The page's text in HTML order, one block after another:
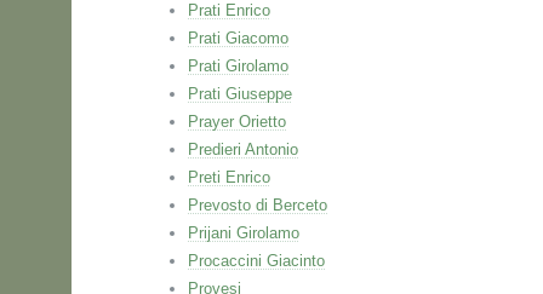
Prati Enrico
Prati Giacomo
Prati Girolamo
Prati Giuseppe
Prayer Orietto
Predieri Antonio
Preti Enrico
Prevosto di Berceto
Prijani Girolamo
Procaccini Giacinto
Provesi